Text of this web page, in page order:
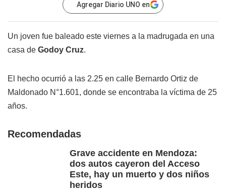
Agregar Diario UNO en
Un joven fue baleado este viernes a la madrugada en una
casa de Godoy Cruz.
El hecho ocurrió a las 2.25 en calle Bernardo Ortiz de
Maldonado N°1.601, donde se encontraba la víctima de 25
años.
Recomendadas
Grave accidente en Mendoza:
dos autos cayeron del Acceso
Este, hay un muerto y dos niños
heridos